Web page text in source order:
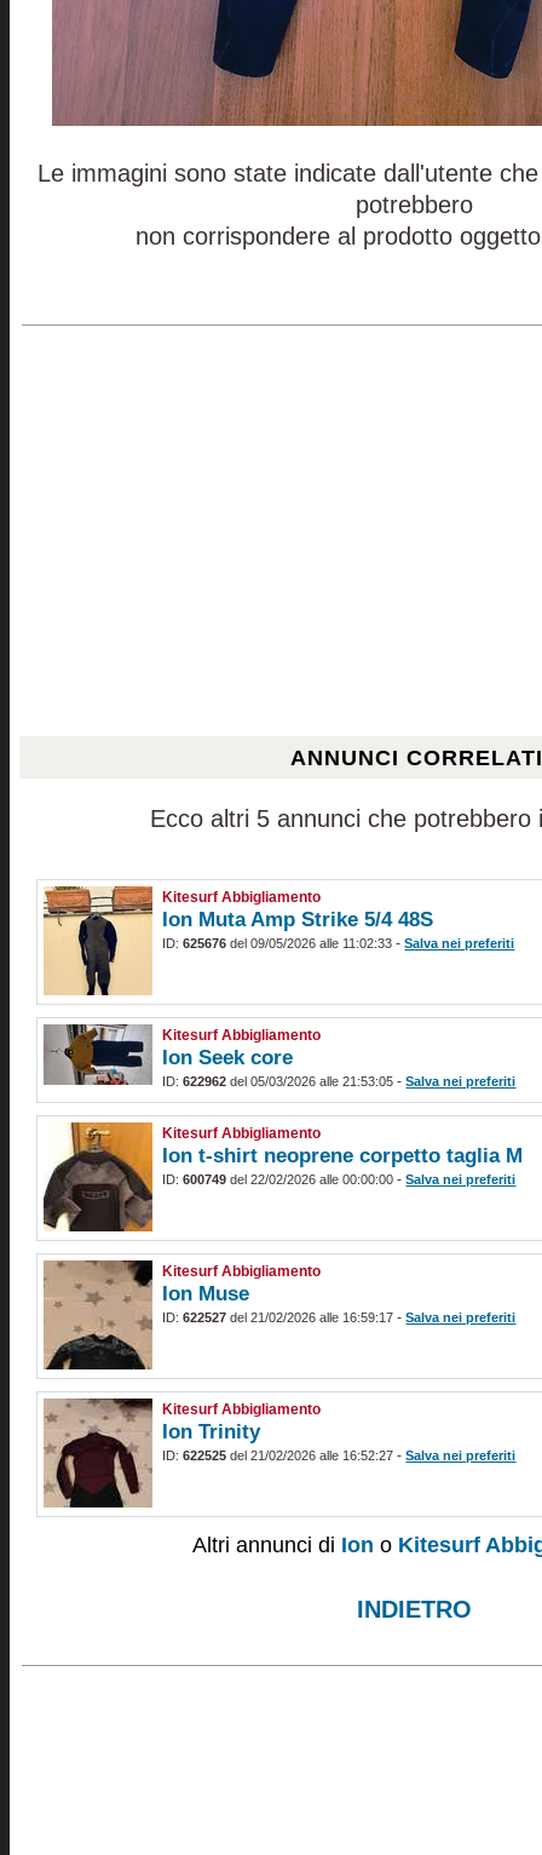
Le immagini sono state indicate dall'utente
potrebbero
non corrispondere al prodotto
ANNUNCI
Ecco altri 5 annunci che potrebbero
Kitesurf Abbigliamento
Ion Muta Amp Strike 5/4 48S
ID:625676 del 09/05/2026 alle 11:02:33 -Salva nei preferiti
Kitesurf Abbigliamento
Ion Seek core
ID:622962 del 05/03/2026 alle 21:53:05 -Salva nei preferiti
Kitesurf Abbigliamento
Ion t-shirt neoprene corpetto taglia M
ID:600749 del 22/02/2026 alle 00:00:00 -Salva nei preferiti
Kitesurf Abbigliamento
Ion Muse
ID:622527 del 21/02/2026 alle 16:59:17 -Salva nei preferiti
Kitesurf Abbigliamento
Ion Trinity
ID:622525 del 21/02/2026 alle 16:52:27 -Salva nei preferiti
Altri annunci di Ion o Kitesurf
INDIETRO